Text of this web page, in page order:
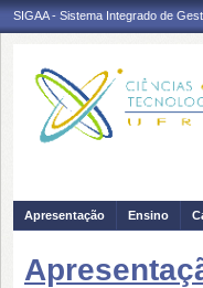
SIGAA - Sistema Integrado de
Apresentação Ensino